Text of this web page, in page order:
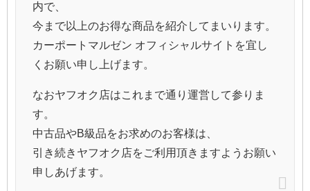
内で、
今まで以上のお得な商品を紹介してまいります。
カーポートマルゼン オフィシャルサイトを宜し
くお願い申し上げます。
なおヤフオク店はこれまで通り運営して参りま
す。
中古品やB級品をお求めのお客様は、
引き続きヤフオク店をご利用頂きますようお願い
申しあげます。